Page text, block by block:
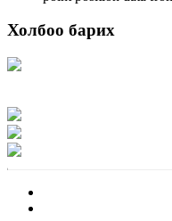
Холбоо барих